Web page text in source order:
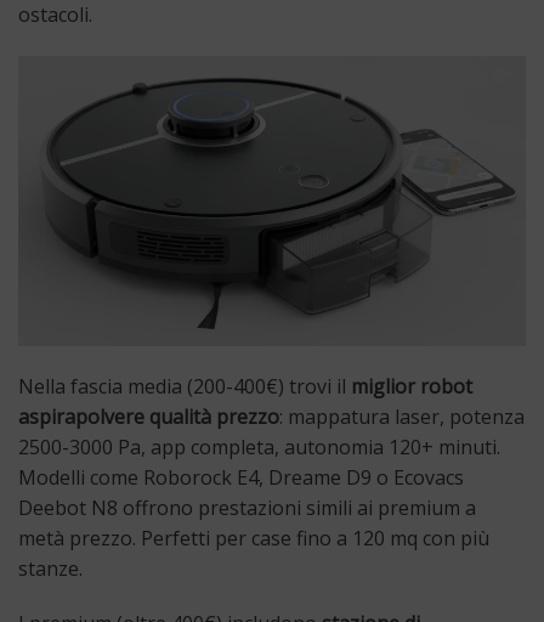
ostacoli.
Nella fascia media (200-400€) trovi il miglior robot
aspirapolvere qualità prezzo: mappatura laser, potenza
2500-3000 Pa, app completa, autonomia 120+ minuti.
Modelli come Roborock E4, Dreame D9 o Ecovacs
Deebot N8 offrono prestazioni simili ai premium a
metà prezzo. Perfetti per case fino a 120 mq con più
stanze.